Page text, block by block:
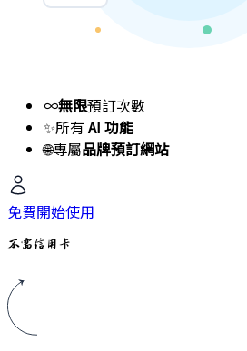
∞無限預訂次數
✨所有 AI 功能
🌐專屬品牌預訂網站
免費開始使用
不需信用卡